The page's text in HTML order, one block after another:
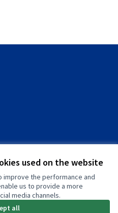
used on the website
improve the performance and
us to provide a more
media channels.
all